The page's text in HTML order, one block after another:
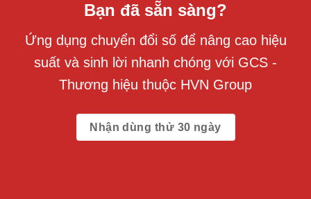
Bạn đã sẵn sàng?
Ứng dụng chuyển đổi số để nâng cao hiệu
suất và sinh lời nhanh chóng với GCS -
Thương hiệu thuộc HVN Group
Nhận dùng thử 30 ngày